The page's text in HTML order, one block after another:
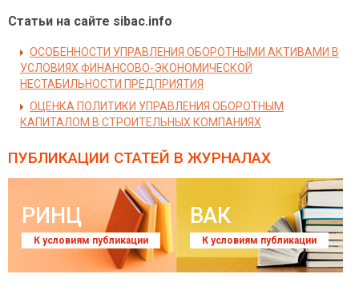
Статьи на сайте sibac.info
ОСОБЕННОСТИ УПРАВЛЕНИЯ ОБОРОТНЫМИ АКТИВАМИ В
УСЛОВИЯХ ФИНАНСОВО-ЭКОНОМИЧЕСКОЙ
НЕСТАБИЛЬНОСТИ ПРЕДПРИЯТИЯ
ОЦЕНКА ПОЛИТИКИ УПРАВЛЕНИЯ ОБОРОТНЫМ
КАПИТАЛОМ В СТРОИТЕЛЬНЫХ КОМПАНИЯХ
ПУБЛИКАЦИИ СТАТЕЙ В ЖУРНАЛАХ
РИНЦ
К условиям публикации
ВАК
К условиям публикации